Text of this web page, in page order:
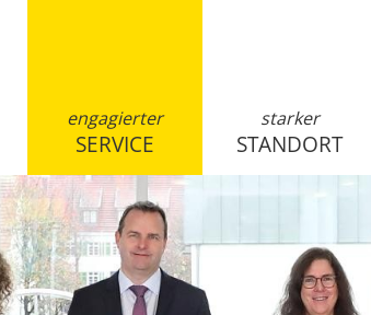
engagierter
SERVICE
starker
STANDORT